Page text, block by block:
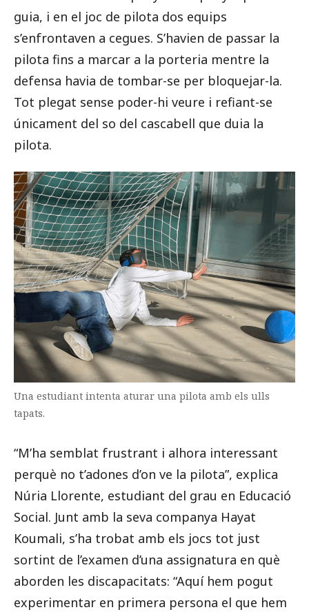
guia, i en el joc de pilota dos equips
s’enfrontaven a cegues. S’havien de passar la
pilota fins a marcar a la porteria mentre la
defensa havia de tombar-se per bloquejar-la.
Tot plegat sense poder-hi veure i refiant-se
únicament del so del cascabell que duia la
pilota.
Una estudiant intenta aturar una pilota amb els ulls
tapats.
“M’ha semblat frustrant i alhora interessant
perquè no t’adones d’on ve la pilota”, explica
Núria Llorente, estudiant del grau en Educació
Social. Junt amb la seva companya Hayat
Koumali, s’ha trobat amb els jocs tot just
sortint de l’examen d’una assignatura en què
aborden les discapacitats: “Aquí hem pogut
experimentar en primera persona el que hem